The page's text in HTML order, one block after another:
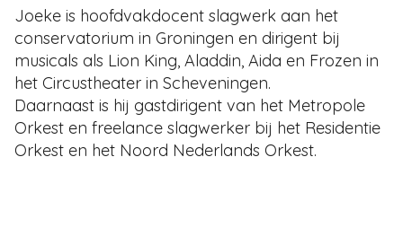
Joeke is hoofdvakdocent slagwerk aan het
conservatorium in Groningen en dirigent bij
musicals als Lion King, Aladdin, Aida en Frozen in
het Circustheater in Scheveningen.
Daarnaast is hij gastdirigent van het Metropole
Orkest en freelance slagwerker bij het Residentie
Orkest en het Noord Nederlands Orkest.